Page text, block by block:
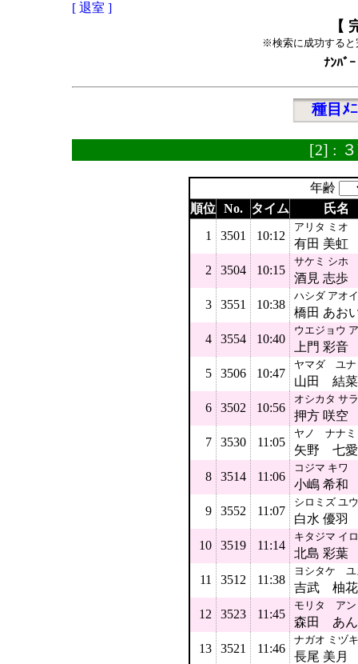
[ 退室 ]
【
※検索に成功すると
ﾅﾝﾊﾞｰ
種目ﾒ
[2] :
年齢
順位
No. タイム
氏名
1
3501 10:12
アリタ ミオ
有田 美虹
2
3504 10:15
サケミ シホ
酒見 志歩
3
3551 10:38
ハシダ アオイ
橋田 あお
4
3554 10:40
ウエジョウ
上門 彩音
5
3506 10:47
ヤマダ ユナ
山田 結菜
6
3502 10:56
オシカタ サラ
押方 咲空
7
3530 11:05
ヤノ ナナミ
矢野 七愛
8
3514 11:06
コジマ キワ
小嶋 希和
9
3552 11:07
シロミズ ユ
白水 優羽
10
3519 11:14
キタジマ イ
北島 彩葉
11
3512 11:38
ヨシタケ ユ
吉武 柚花
12
3523 11:45
モリタ アン
森田 あ
13
3521 11:46
ナガオ ミヅキ
長尾 美月